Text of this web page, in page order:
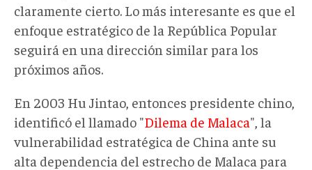
claramente cierto. Lo más interesante es que el
enfoque estratégico de la República Popular
seguirá en una dirección similar para los
próximos años.
En 2003 Hu Jintao, entonces presidente chino,
identificó el llamado "Dilema de Malaca", la
vulnerabilidad estratégica de China ante su
alta dependencia del estrecho de Malaca para